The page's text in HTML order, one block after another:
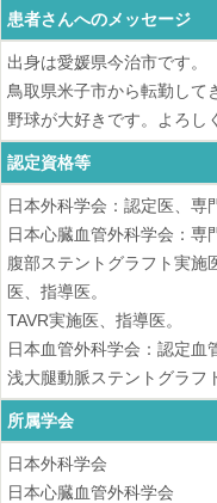
患者さんへのメッセージ
出身は愛媛県今治市です。
鳥取県米子市から転勤して
野球が大好きです。よろし
認定資格等
日本外科学会：認定医、専
日本心臓血管外科学会：専
腹部ステントグラフト実施
医、指導医。
TAVR実施医、指導医。
日本血管外科学会：認定血
浅大腿動脈ステントグラフ
所属学会
日本外科学会
日本心臓血管外科学会